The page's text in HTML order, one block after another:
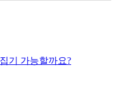
기 가능할까요?